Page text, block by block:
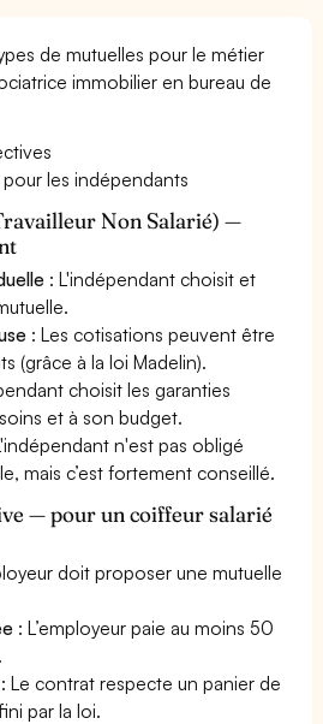
de mutuelles pour le métier
immobilier en bureau de
pour les indépendants
Non Salarié) —
: L'indépendant choisit et
: Les cotisations peuvent être
(grâce à la loi Madelin).
choisit les garanties
et à son budget.
n'est pas obligé
mais c’est fortement conseillé.
— pour un coiffeur salarié
doit proposer une mutuelle
: L’employeur paie au moins 50
: Le contrat respecte un panier de
par la loi.